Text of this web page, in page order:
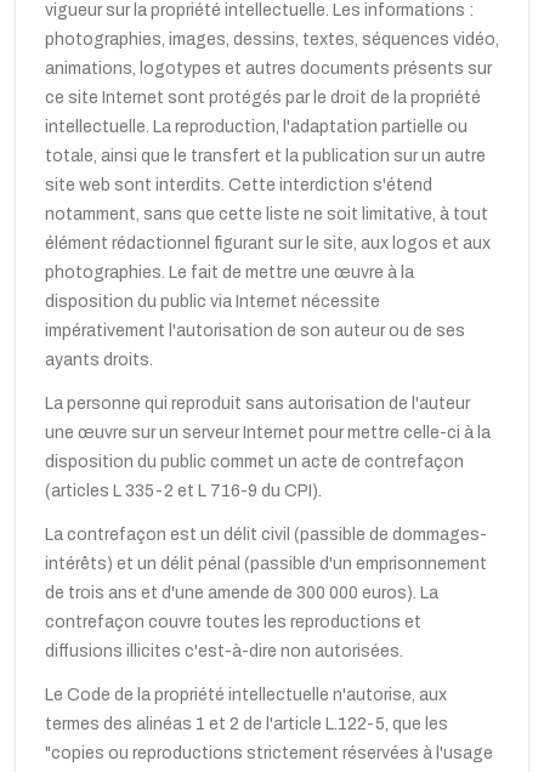
vigueur sur la propriété intellectuelle. Les informations :
photographies, images, dessins, textes, séquences vidéo,
animations, logotypes et autres documents présents sur
ce site Internet sont protégés par le droit de la propriété
intellectuelle. La reproduction, l'adaptation partielle ou
totale, ainsi que le transfert et la publication sur un autre
site web sont interdits. Cette interdiction s'étend
notamment, sans que cette liste ne soit limitative, à tout
élément rédactionnel figurant sur le site, aux logos et aux
photographies. Le fait de mettre une œuvre à la
disposition du public via Internet nécessite
impérativement l'autorisation de son auteur ou de ses
ayants droits.
La personne qui reproduit sans autorisation de l'auteur
une œuvre sur un serveur Internet pour mettre celle-ci à la
disposition du public commet un acte de contrefaçon
(articles L 335-2 et L 716-9 du CPI).
La contrefaçon est un délit civil (passible de dommages-
intérêts) et un délit pénal (passible d'un emprisonnement
de trois ans et d'une amende de 300 000 euros). La
contrefaçon couvre toutes les reproductions et
diffusions illicites c'est-à-dire non autorisées.
Le Code de la propriété intellectuelle n'autorise, aux
termes des alinéas 1 et 2 de l'article L.122-5, que les
"copies ou reproductions strictement réservées à l'usage